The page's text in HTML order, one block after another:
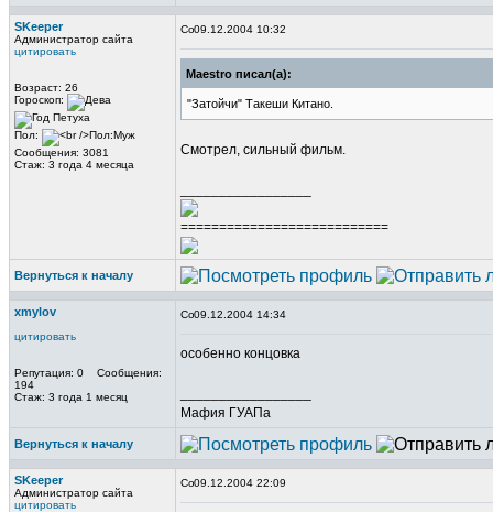
SKeeper
Администратор сайта
цитировать
Возраст: 26
Гороскоп:
Пол:
Сообщения: 3081
Стаж: 3 года 4 месяца
09.12.2004 10:32
Maestro писал(а):
"Затойчи" Такеши Китано.
Смотрел, сильный фильм.
===========================
Вернуться к началу
xmylov
цитировать
Репутация: 0 Сообщения:
194
Стаж: 3 года 1 месяц
09.12.2004 14:34
особенно концовка
Мафия ГУАПа
Вернуться к началу
SKeeper
Администратор сайта
цитировать
09.12.2004 22:09